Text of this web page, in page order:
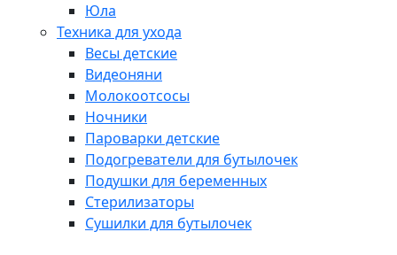
Юла
Техника для ухода
Весы детские
Видеоняни
Молокоотсосы
Ночники
Пароварки детские
Подогреватели для бутылочек
Подушки для беременных
Стерилизаторы
Сушилки для бутылочек